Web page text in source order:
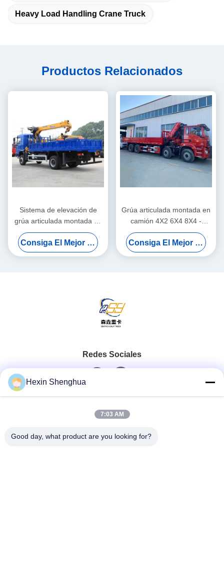
Heavy Load Handling Crane Truck
Productos Relacionados
Sistema de elevación de
grúa articulada montada en
camión con pluma recta
hidráulica derecha de 7
toneladas
Consiga El Mejor Precio
Grúa articulada montada en
camión 4X2 6X4 8X4 -
Camión grúa de plataforma
de 2 a 220 toneladasConsiga El Mejor Precio
Redes Sociales
Contacto Rápido
Hexin Shenghua
7:03 AM
Good day, what product are you looking for?